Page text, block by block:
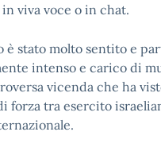
viva voce o in chat.
è stato molto sentito e
intenso e carico di
vicenda che ha
forza tra esercito